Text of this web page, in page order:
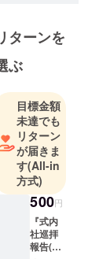
・神社誌
、神社広
報、巡拝資
料作成、式
内社調査、
地域文化発
信事業など
を推進。
エルネット
ワーク株式
会社 代表
ターンを
ぶ
目標金額
未達でも
リターン
が届きま
す(All-in
方式)
500円
『式内
社巡拝
報告(備